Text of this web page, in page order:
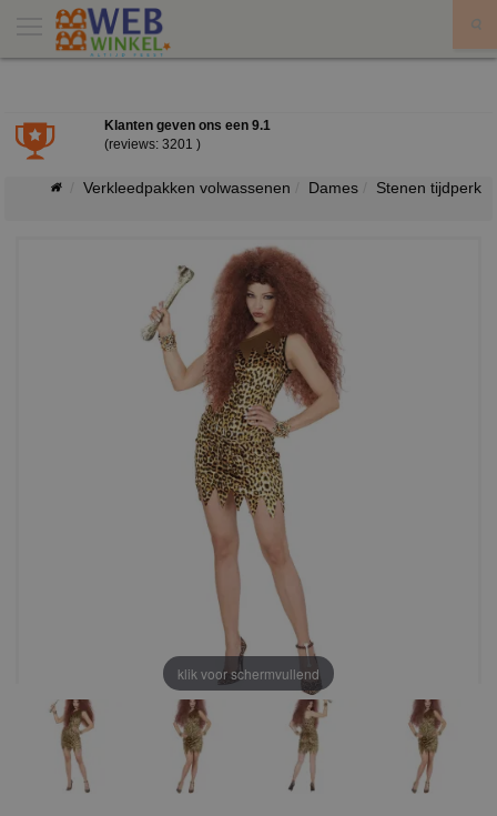
Klanten geven ons een 9.1
(reviews: 3201 )
Verkleedpakken volwassenen Dames Stenen tijdperk
klik voor schermvullend